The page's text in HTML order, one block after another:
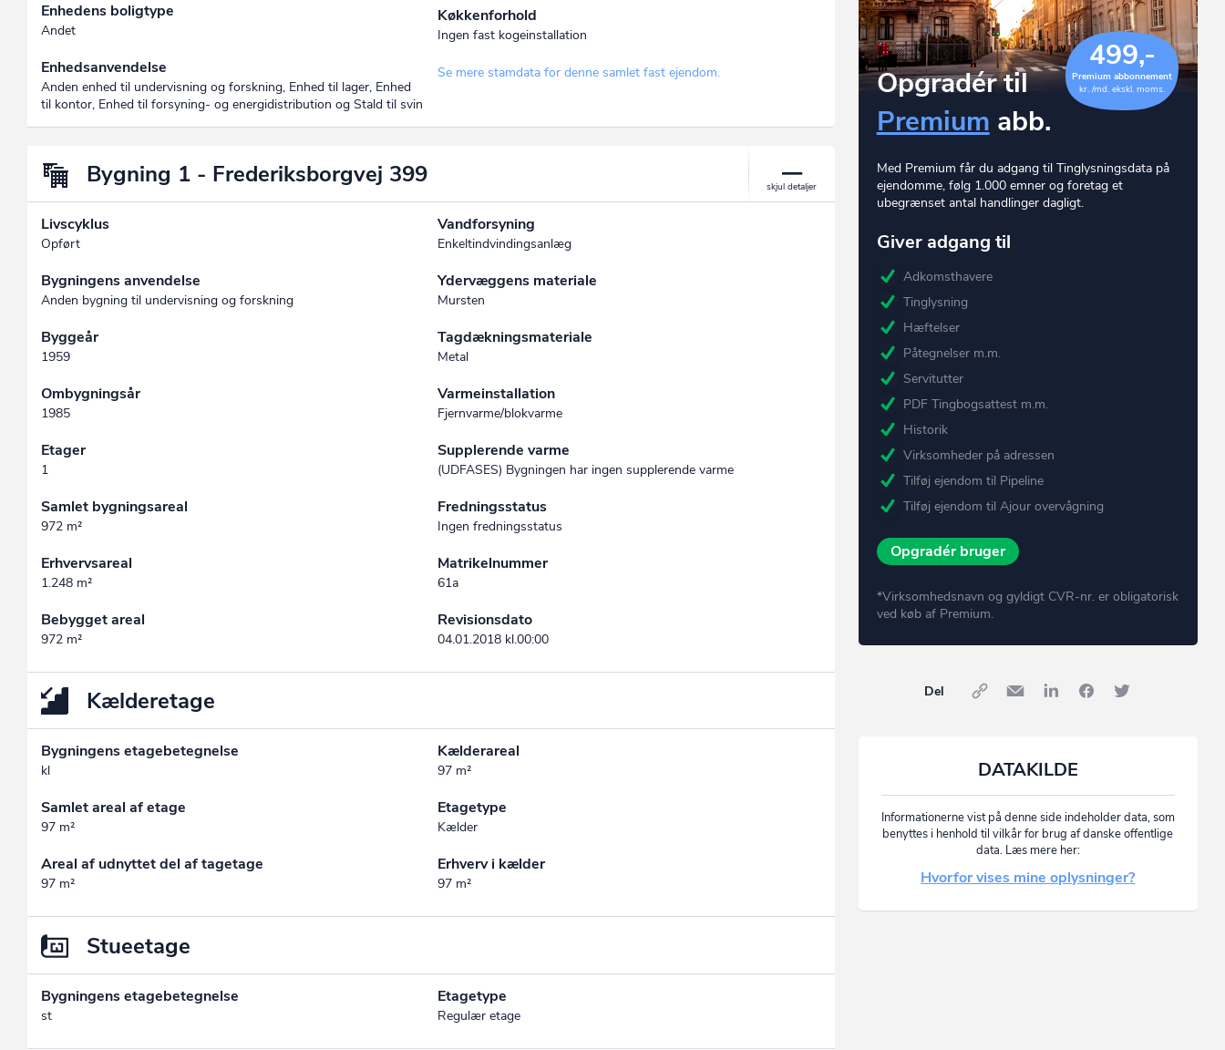
Enhedens boligtype
Andet
Enhedsanvendelse
Anden enhed til undervisning og forskning, Enhed til lager, Enhed
til kontor, Enhed til forsyning- og energidistribution og Stald til svin
Køkkenforhold
Ingen fast kogeinstallation
Se mere stamdata for denne samlet fast ejendom.
Bygning 1 - Frederiksborgvej 399
Livscyklus
Opført
Bygningens anvendelse
Anden bygning til undervisning og forskning
Byggeår
1959
Ombygningsår
1985
Etager
1
Samlet bygningsareal
972 m²
Erhvervsareal
1.248 m²
Bebygget areal
972 m²
Vandforsyning
Enkeltindvindingsanlæg
Ydervæggens materiale
Mursten
Tagdækningsmateriale
Metal
Varmeinstallation
Fjernvarme/blokvarme
Supplerende varme
(UDFASES) Bygningen har ingen supplerende varme
Fredningsstatus
Ingen fredningsstatus
Matrikelnummer
61a
Revisionsdato
04.01.2018 kl.00:00
Kælderetage
Bygningens etagebetegnelse
kl
Samlet areal af etage
97 m²
Areal af udnyttet del af tagetage
97 m²
Kælderareal
97 m²
Etagetype
Kælder
Erhverv i kælder
97 m²
Stueetage
Bygningens etagebetegnelse
st
Etagetype
Regulær etage
499,-
Premium abbonnement
kr. /md. ekskl. moms.
Opgradér til
Premium abb.
Med Premium får du adgang til Tinglysningsdata på
ejendomme, følg 1.000 emner og foretag et
ubegrænset antal handlinger dagligt.
Giver adgang til
Adkomsthavere
Tinglysning
Hæftelser
Påtegnelser m.m.
Servitutter
PDF Tingbogsattest m.m.
Historik
Virksomheder på adressen
Tilføj ejendom til Pipeline
Tilføj ejendom til Ajour overvågning
Opgradér bruger
*Virksomhedsnavn og gyldigt CVR-nr. er obligatorisk
ved køb af Premium.
Del
DATAKILDE
Informationerne vist på denne side indeholder data, som
benyttes i henhold til vilkår for brug af danske offentlige
data. Læs mere her:
Hvorfor vises mine oplysninger?